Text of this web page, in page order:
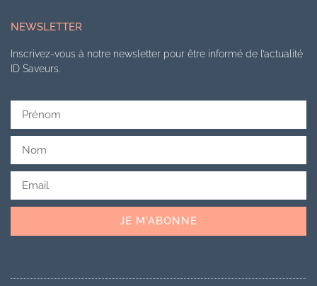
NEWSLETTER
Inscrivez-vous à notre newsletter pour être informé de l’actualité
ID Saveurs.
JE M'ABONNE